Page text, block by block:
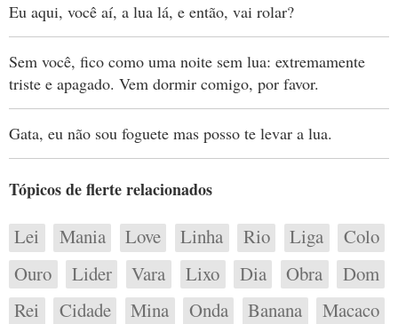
Eu aqui, você aí, a lua lá, e então, vai rolar?
Sem você, fico como uma noite sem lua: extremamente
triste e apagado. Vem dormir comigo, por favor.
Gata, eu não sou foguete mas posso te levar a lua.
Tópicos de flerte relacionados
Lei Mania Love Linha Rio Liga
Colo
Ouro
Lider Vara Lixo Dia Obra
Dom
Rei
Cidade Mina Onda Banana Macaco